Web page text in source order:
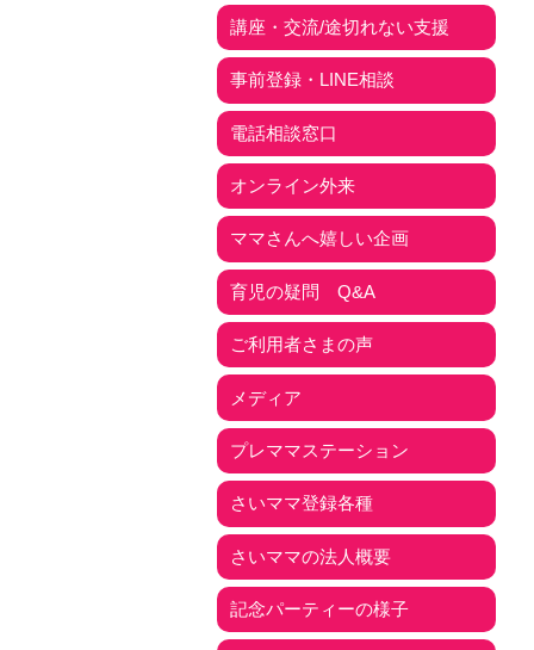
講座・交流/途切れない支援
事前登録・LINE相談
電話相談窓口
オンライン外来
ママさんへ嬉しい企画
育児の疑問 Q&A
ご利用者さまの声
メディア
プレママステーション
さいママ登録各種
さいママの法人概要
記念パーティーの様子